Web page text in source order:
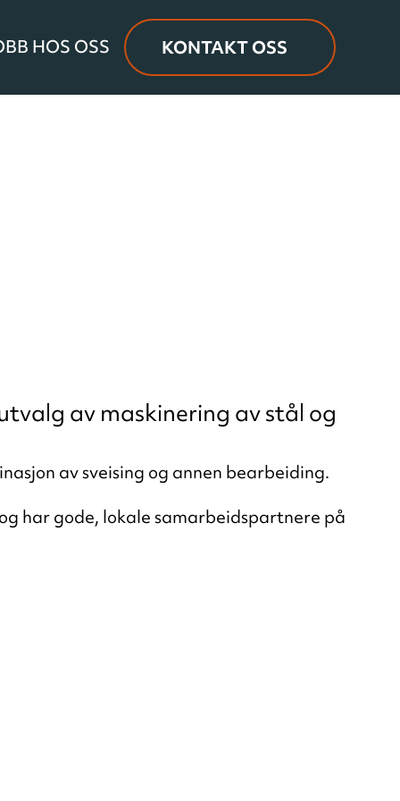
HOS OSS KONTAKT OSS
av maskinering av stål og
av sveising og annen bearbeiding.
har gode, lokale samarbeidspartnere på